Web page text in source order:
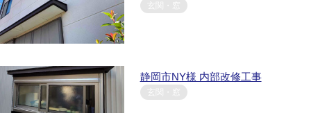
玄関・窓
静岡市NY様 内部改修工事
玄関・窓